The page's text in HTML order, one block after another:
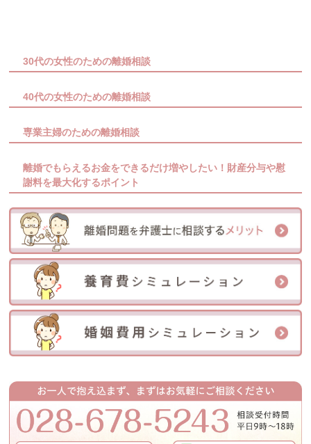
30代の女性のための離婚相談
40代の女性のための離婚相談
専業主婦のための離婚相談
離婚でもらえるお金をできるだけ増やしたい！財産分与や慰
謝料を最大化するポイント